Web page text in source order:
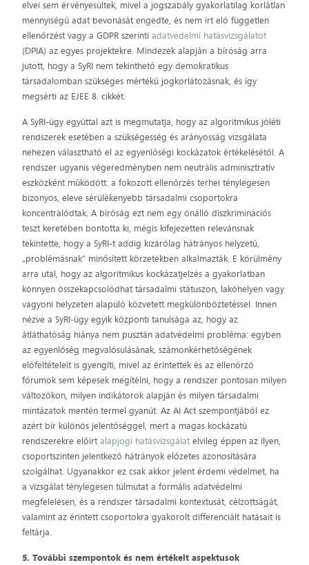
elvei sem érvényesültek, mivel a jogszabály gyakorlatilag korlátlan
mennyiségű adat bevonását engedte, és nem írt elő független
ellenőrzést vagy a GDPR szerintiadatvédelmi hatásvizsgálatot
(DPIA) az egyes projektekre. Mindezek alapján a bíróság arra
jutott, hogy a SyRI nem tekinthető egy demokratikus
társadalomban szükséges mértékű jogkorlátozásnak, és így
megsérti az EJEE 8. cikkét.
A SyRI-ügy egyúttal azt is megmutatja, hogy az algoritmikus jóléti
rendszerek esetében a szükségesség és arányosság vizsgálata
nehezen választható el az egyenlőségi kockázatok értékelésétől. A
rendszer ugyanis végeredményben nem neutrális adminisztratív
eszközként működött: a fokozott ellenőrzés terhei ténylegesen
bizonyos, eleve sérülékenyebb társadalmi csoportokra
koncentrálódtak. A bíróság ezt nem egy önálló diszkriminációs
teszt keretében bontotta ki, mégis kifejezetten relevánsnak
tekintette, hogy a SyRI-t addig kizárólag hátrányos helyzetű,
„problémásnak” minősített körzetekben alkalmazták. E körülmény
arra utal, hogy az algoritmikus kockázatjelzés a gyakorlatban
könnyen összekapcsolódhat társadalmi státuszon, lakóhelyen vagy
vagyoni helyzeten alapuló közvetett megkülönböztetéssel. Innen
nézve a SyRI-ügy egyik központi tanulsága az, hogy az
átláthatóság hiánya nem pusztán adatvédelmi probléma: egyben
az egyenlőség megvalósulásának, számonkérhetőségének
előfeltételeit is gyengíti, mivel az érintettek és az ellenőrző
fórumok sem képesek megítélni, hogy a rendszer pontosan milyen
változókon, milyen indikátorok alapján és milyen társadalmi
mintázatok mentén termel gyanút. Az AI Act szempontjából ez
azért bír különös jelentőséggel, mert a magas kockázatú
rendszerekre előírtalapjogi hatásvizsgálat elvileg éppen az ilyen,
csoportszinten jelentkező hátrányok előzetes azonosítására
szolgálhat. Ugyanakkor ez csak akkor jelent érdemi védelmet, ha
a vizsgálat ténylegesen túlmutat a formális adatvédelmi
megfelelésen, és a rendszer társadalmi kontextusát, célzottságát,
valamint az érintett csoportokra gyakorolt differenciált hatásait is
feltárja.
5. További szempontok és nem értékelt aspektusok